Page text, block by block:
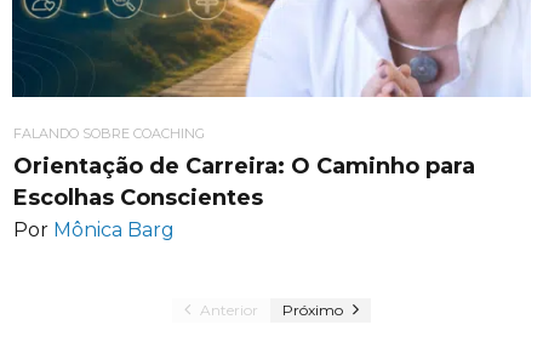
FALANDO SOBRE COACHING
Orientação de Carreira: O Caminho para
Escolhas Conscientes
Por Mônica Barg
Anterior Próximo